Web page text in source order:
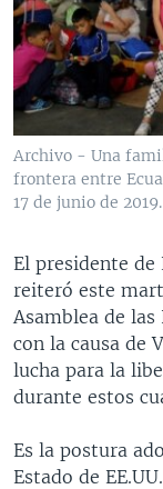
VENEZUELA
BRASIL
NICARAGUA
ECONOMÍA
TECNOLOGÍA
DEPORTES
CIENCIA Y
MULTIMEDIA
VIDEOS
FOTOGRAFÍA
AUDIOS
PROGRAMAS TV
EL MUNDO AL DÍA
FORO
VISIÓN 360
PANORAMA
RADIO
AVANCE
AUDIONOTICIAS
ESTADOS
EL MUNDO AL
FORO [RADIO]
DEPORTIVO
DIRECT
DOCUMENTALES
SÍGANOS
Idiomas
Archivo - Una
frontera entre
17 de junio de 2019.
El presidente de
reiteró este
Asamblea de
con la causa de
lucha para la
durante estos
Es la postura
Estado de